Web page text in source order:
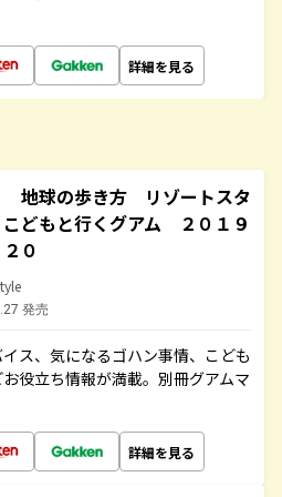
詳細を見る
地球の歩き方 リゾートスタ
どもと行くグアム ２０１９
０
発売
ス、気になるゴハン事情、こども
役立ち情報が満載。別冊グアムマ
詳細を見る